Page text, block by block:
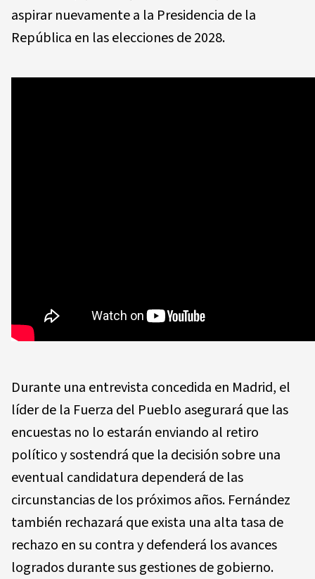
aspirar nuevamente a la Presidencia de la
República en las elecciones de 2028.
Durante una entrevista concedida en Madrid, el
líder de la Fuerza del Pueblo asegurará que las
encuestas no lo estarán enviando al retiro
político y sostendrá que la decisión sobre una
eventual candidatura dependerá de las
circunstancias de los próximos años. Fernández
también rechazará que exista una alta tasa de
rechazo en su contra y defenderá los avances
logrados durante sus gestiones de gobierno.